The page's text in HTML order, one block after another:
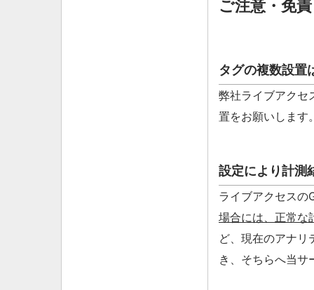
ご注意・免責
タグの複数設置
弊社ライブアクセ
置をお願いします
設定により計測
ライブアクセスの
場合には、正常な
ど、現在のアナ
き、そちらへ当サ